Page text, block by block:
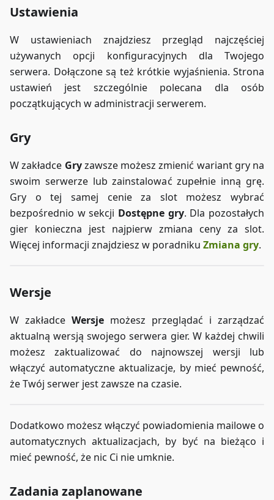
Ustawienia
W ustawieniach znajdziesz przegląd najczęściej
używanych opcji konfiguracyjnych dla Twojego
serwera. Dołączone są też krótkie wyjaśnienia. Strona
ustawień jest szczególnie polecana dla osób
początkujących w administracji serwerem.
Gry
W zakładce Gryzawsze możesz zmienić wariant gry na
swoim serwerze lub zainstalować zupełnie inną grę.
Gry o tej samej cenie za slot możesz wybrać
bezpośrednio w sekcji Dostępne gry. Dla pozostałych
gier konieczna jest najpierw zmiana ceny za slot.
Więcej informacji znajdziesz w poradniku Zmiana gry.
Wersje
W zakładce Wersje możesz przeglądać i zarządzać
aktualną wersją swojego serwera gier. W każdej chwili
możesz zaktualizować do najnowszej wersji lub
włączyć automatyczne aktualizacje, by mieć pewność,
że Twój serwer jest zawsze na czasie.
Dodatkowo możesz włączyć powiadomienia mailowe o
automatycznych aktualizacjach, by być na bieżąco i
mieć pewność, że nic Ci nie umknie.
Zadania zaplanowane